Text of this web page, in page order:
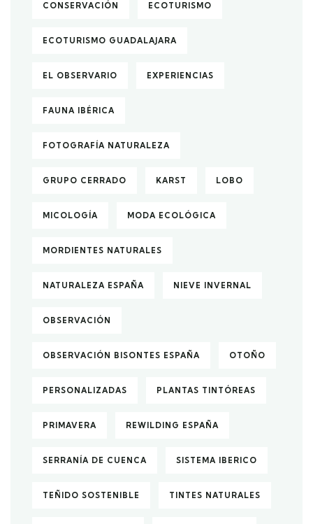
CONSERVACIÓN ECOTURISMO
ECOTURISMO GUADALAJARA
EL OBSERVARIO EXPERIENCIAS
FAUNA IBÉRICA
FOTOGRAFÍA NATURALEZA
GRUPO CERRADO KARST LOBO
MICOLOGÍA MODA ECOLÓGICA
MORDIENTES NATURALES
NATURALEZA ESPAÑA NIEVE INVERNAL
OBSERVACIÓN
OBSERVACIÓN BISONTES ESPAÑA OTOÑO
PERSONALIZADAS PLANTAS TINTÓREAS
PRIMAVERA REWILDING ESPAÑA
SERRANÍA DE CUENCA SISTEMA IBERICO
TEÑIDO SOSTENIBLE TINTES NATURALES